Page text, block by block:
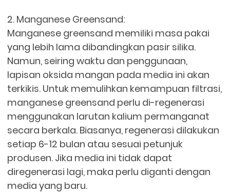
2. Manganese Greensand:
Manganese greensand memiliki masa pakai
yang lebih lama dibandingkan pasir silika.
Namun, seiring waktu dan penggunaan,
lapisan oksida mangan pada media ini akan
terkikis. Untuk memulihkan kemampuan filtrasi,
manganese greensand perlu di-regenerasi
menggunakan larutan kalium permanganat
secara berkala. Biasanya, regenerasi dilakukan
setiap 6-12 bulan atau sesuai petunjuk
produsen. Jika media ini tidak dapat
diregenerasi lagi, maka perlu diganti dengan
media yang baru.